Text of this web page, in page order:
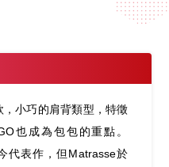
小巧的肩背類型，特徵
也成為包包的重點。
代表作，但Matrasse於